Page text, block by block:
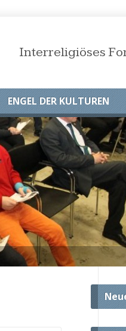
Interreligiöses
ENGEL DER KULTUREN